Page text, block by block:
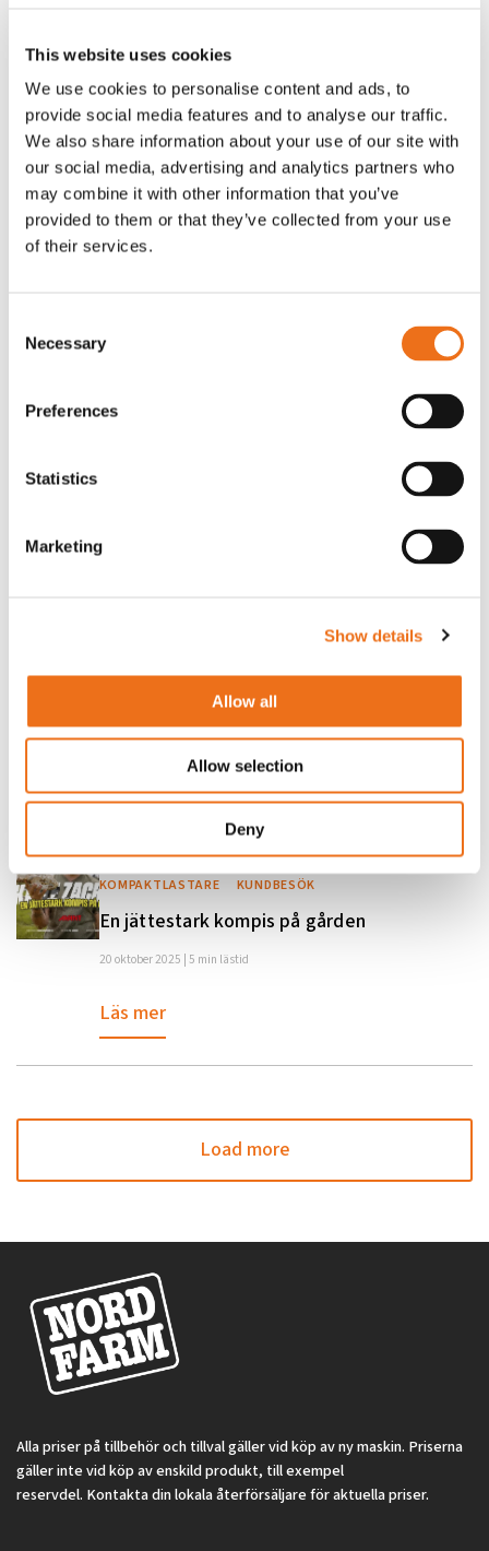
This website uses cookies
We use cookies to personalise content and ads, to
provide social media features and to analyse our traffic.
We also share information about your use of our site with
our social media, advertising and analytics partners who
may combine it with other information that you’ve
provided to them or that they’ve collected from your use
of their services.
Selection
Necessary
Preferences
Statistics
Marketing
Show details
Allow all
Allow selection
Deny
AVANT 528 KOMPAKTLASTARE KUNDBESÖK
Den cirkulära lilla gården – del 2 Danyel
Couet
10 mars 2026 | 1 min lästid
KUNDBESÖK
5 mars 2026 | 5 min lästid
KOMPAKTLASTARE KUNDBESÖK
En jättestark kompis på gården
20 oktober 2025 | 5 min lästid
Läs mer
Load more
Alla priser på tillbehör och tillval gäller vid köp av ny maskin. Priserna
gäller inte vid köp av enskild produkt, till exempel
reservdel. Kontakta din lokala återförsäljare för aktuella priser.